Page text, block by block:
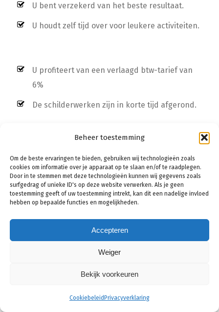
Beheer toestemming
Om de beste ervaringen te bieden, gebruiken wij technologieën zoals
cookies om informatie over je apparaat op te slaan en/of te raadplegen.
Door in te stemmen met deze technologieën kunnen wij gegevens zoals
surfgedrag of unieke ID's op deze website verwerken. Als je geen
toestemming geeft of uw toestemming intrekt, kan dit een nadelige invloed
hebben op bepaalde functies en mogelijkheden.
Accepteren
Weiger
Bekijk voorkeuren
Cookiebeleid Privacyverklaring
U bent verzekerd van het beste resultaat.
U houdt zelf tijd over voor leukere activiteiten.
U profiteert van een verlaagd btw-tarief van
6%
De schilderwerken zijn in korte tijd afgerond.
Bij u in de provincie:
|Ieper |Menen|Knokke-Heist |Wevelgem|
Harelbeke
Schilder Hooglede inschakelen?
Wilt u ook tot 40% besparen op uw schilderwerken?
Bespaar tot 40% door offertes te vergelijken! Via
op deze website vraagt u met
één muisklik gemakkelijk tot wel 6 prijsopgaven aan
met het beste aanbod en bespaar zo flink op de